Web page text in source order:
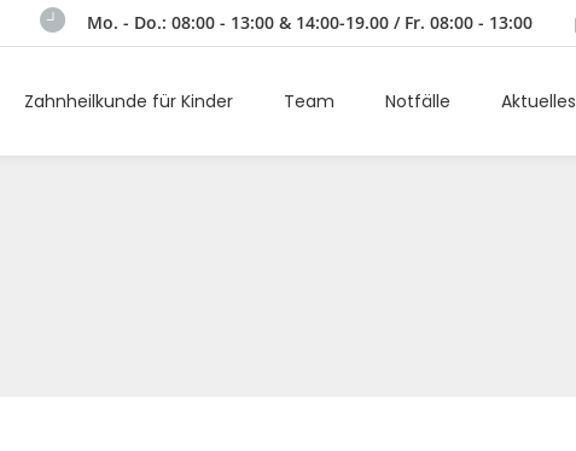
Mo. - Do.: 08:00 - 13:00 & 14:00-19.00 / Fr. 08:00 - 13:00
Zahnheilkunde für Kinder Team Notfälle Aktuelles